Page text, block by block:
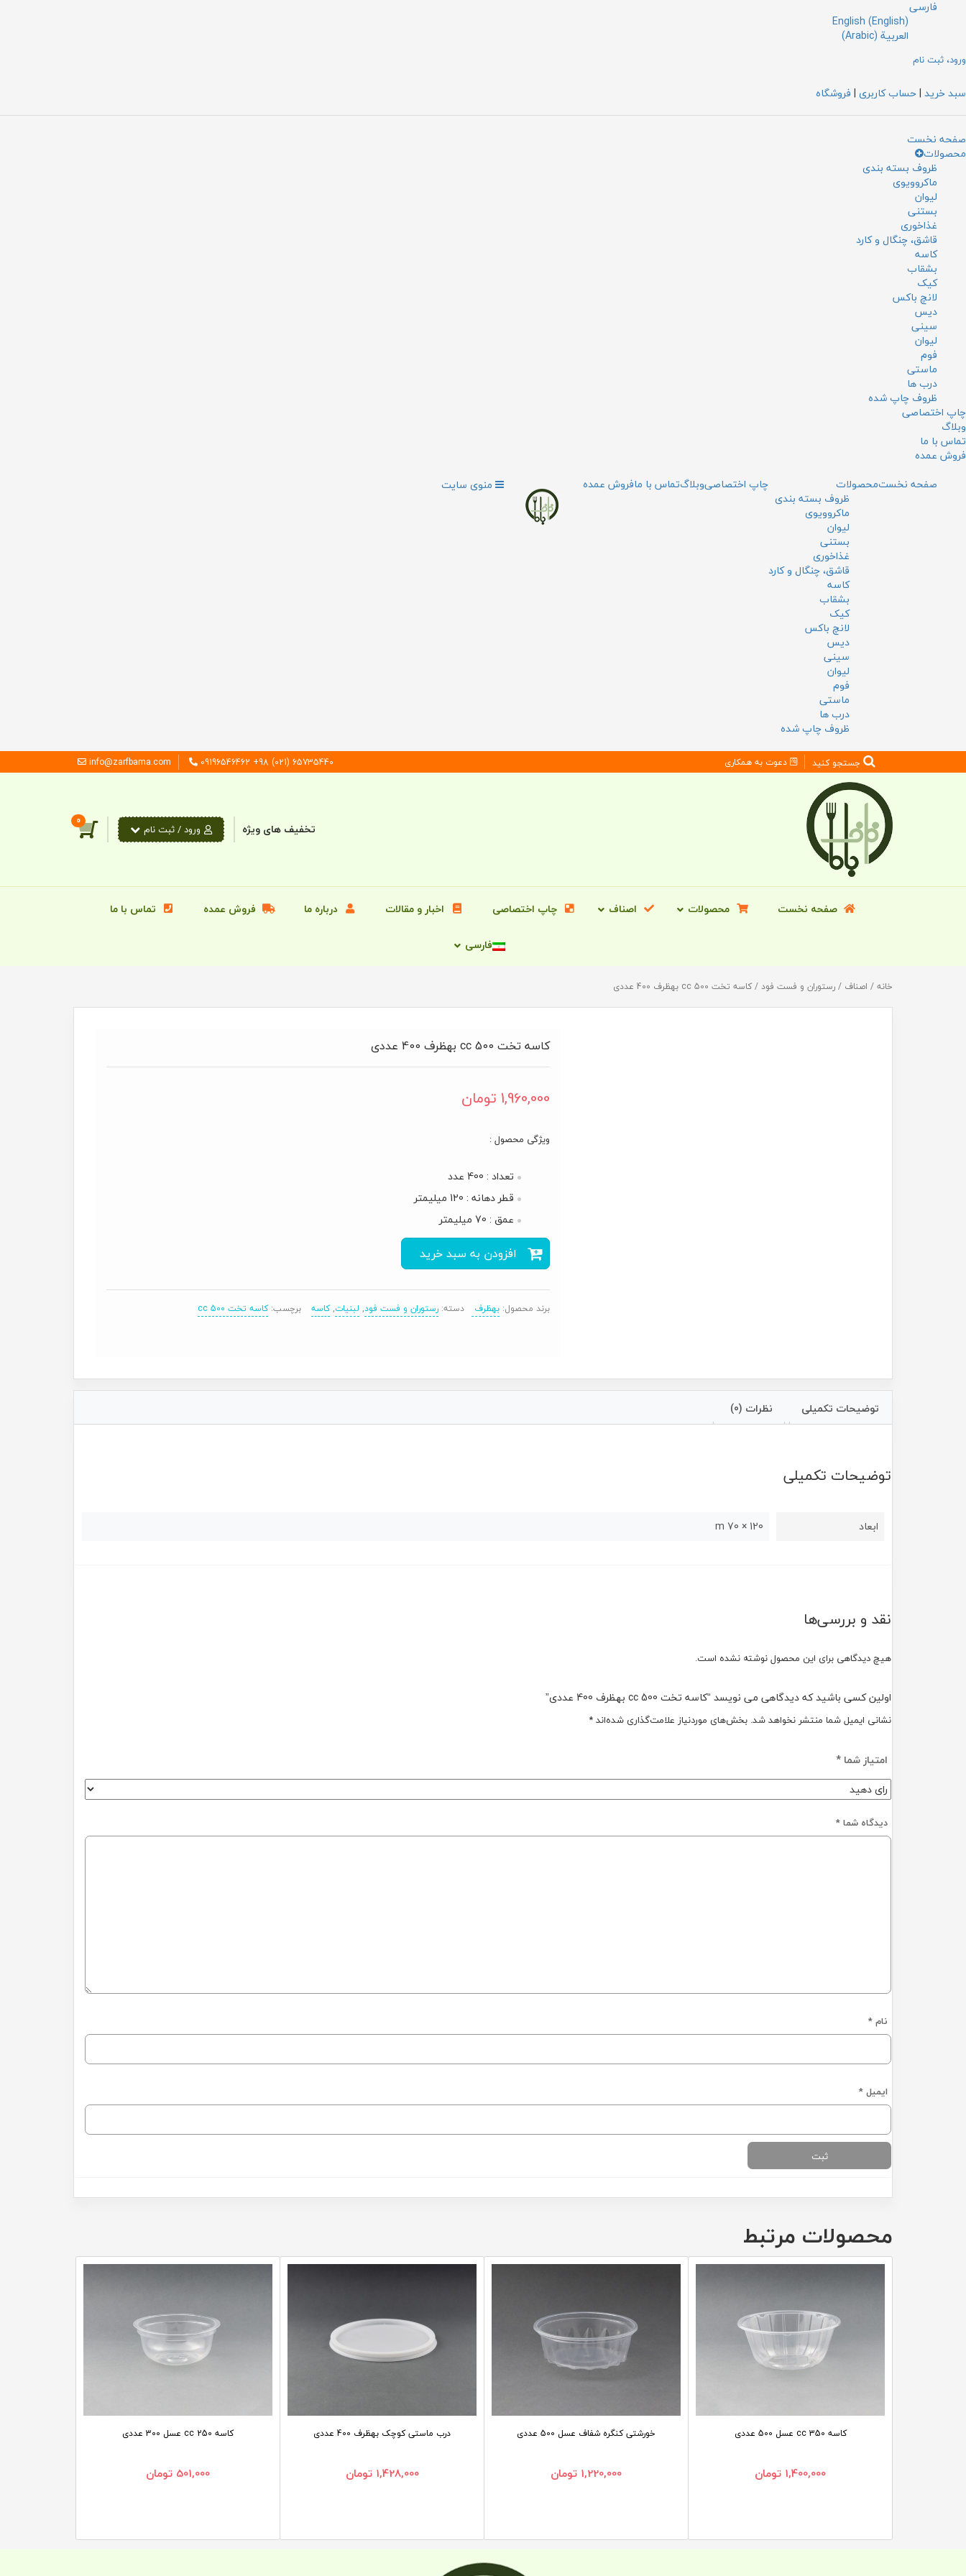
فارسی
English (English)
العربية (
Arabic
)
ورود، ثبت نام
سبد خرید |حساب کاربری | فروشگاه
صفحه نخست
محصولات
ظروف بسته بندی
ماکروویوی
لیوان
بستنی
غذاخوری
قاشق، چنگال و کارد
کاسه
بشقاب
کیک
لانچ باکس
دیس
سینی
لیوان
فوم
ماستی
درب ها
ظروف چاپ شده
چاپ اختصاصی
وبلاگ
تماس با ما
فروش عمده
صفحه نخستمحصولات
ظروف بسته بندی
ماکروویوی
لیوان
بستنی
غذاخوری
قاشق، چنگال و کارد
کاسه
بشقاب
کیک
لانچ باکس
دیس
سینی
لیوان
فوم
ماستی
درب ها
ظروف چاپ شده
چاپ اختصاصیوبلاگتماس با مافروش عمده منوی سایت
جستجو کنید دعوت به همکاری 65735440 (021) 98+ 09196546462
info@zarfbama.com
تخفیف های ویژه ورود / ثبت‌ نام
0
صفحه نخست محصولات اصناف چاپ اختصاصی اخبار و مقالات درباره ما فروش عمده
تماس با ما
فارسی
خانه/ اصناف /رستوران و فست فود/ کاسه تخت 500 cc بهظرف 400 عددی
کاسه تخت 500 cc بهظرف 400 عددی
1,960,000 تومان
ویژگی محصول :
تعداد : 400 عدد
قطر دهانه : 120 میلیمتر
عمق : 70 میلیمتر
افزودن به سبد خرید
برند محصول:بهظرف دسته:رستوران و فست فود, لبنیات,کاسه برچسب:کاسه تخت 500 cc
توضیحات تکمیلی نظرات (0)
توضیحات تکمیلی
ابعاد 120 × 70 m
نقد و بررسی‌ها
هیچ دیدگاهی برای این محصول نوشته نشده است.
اولین کسی باشید که دیدگاهی می نویسد “کاسه تخت 500 cc بهظرف 400 عددی”
نشانی ایمیل شما منتشر نخواهد شد. بخش‌های موردنیاز علامت‌گذاری شده‌اند*
امتیاز شما *
دیدگاه شما*
نام*
ایمیل*
محصولات مرتبط
کاسه 350 cc عسل 500 عددی
1,400,000 تومان
خورشتی کنگره شفاف عسل 500 عددی
1,220,000 تومان
درب ماستی کوچک بهظرف 400 عددی
1,428,000 تومان
کاسه 250 cc عسل 300 عددی
501,000 تومان